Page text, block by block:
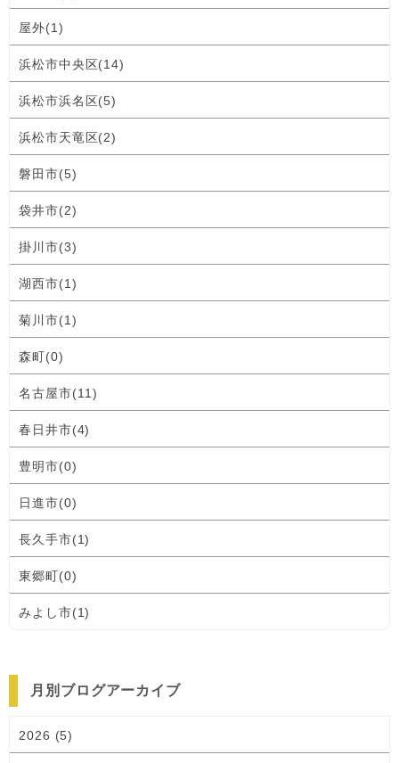
屋外(1)
浜松市中央区(14)
浜松市浜名区(5)
浜松市天竜区(2)
磐田市(5)
袋井市(2)
掛川市(3)
湖西市(1)
菊川市(1)
森町(0)
名古屋市(11)
春日井市(4)
豊明市(0)
日進市(0)
長久手市(1)
東郷町(0)
みよし市(1)
月別ブログアーカイブ
2026 (5)